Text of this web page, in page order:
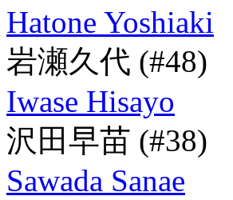
Hatone Yoshiaki
岩瀬久代 (#48)
Iwase Hisayo
沢田早苗 (#38)
Sawada Sanae